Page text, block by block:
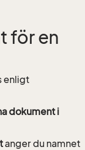
för en
enligt
dokument i
anger du namnet